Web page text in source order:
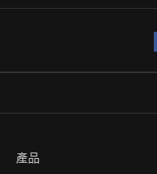
產品